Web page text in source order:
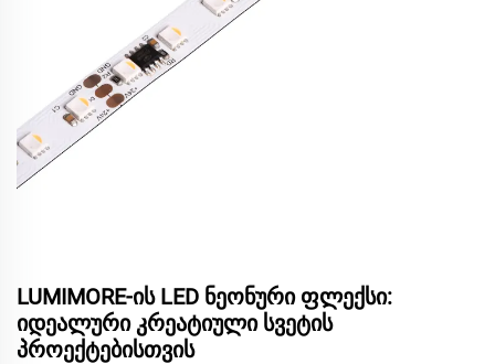
LUMIMORE-ის LED ნეონური ფლექსი:
იდეალური კრეატიული სვეტის
პროექტებისთვის